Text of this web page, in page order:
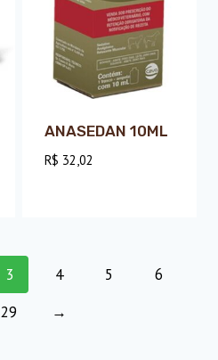
ANASEDAN 10ML
R$ 32,02
3 4 5
6
29 →